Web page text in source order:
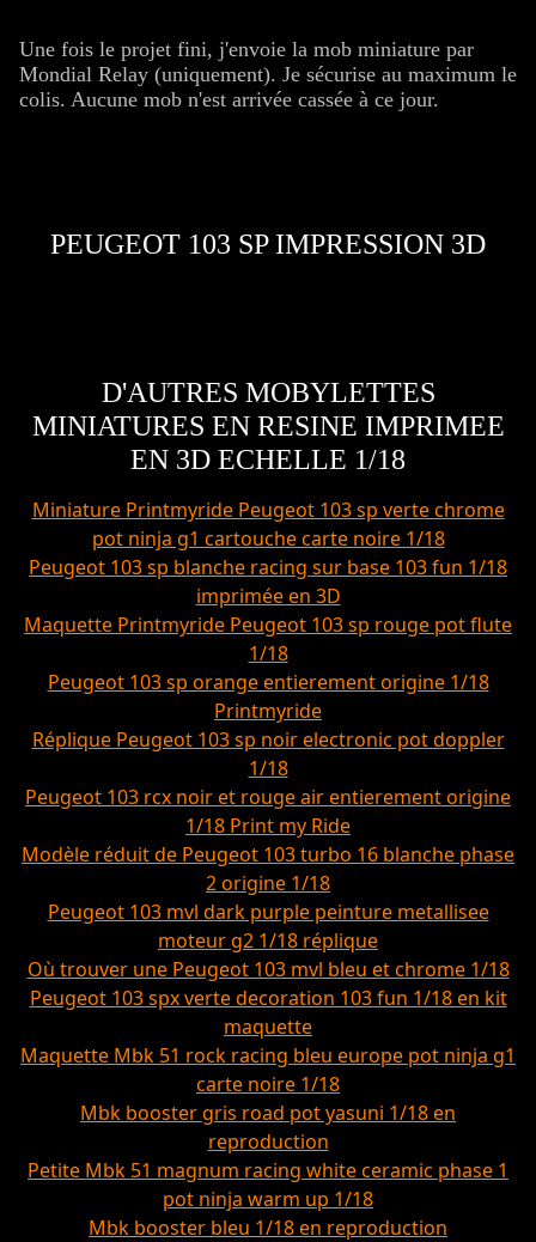
Une fois le projet fini, j'envoie la mob miniature par
Mondial Relay (uniquement). Je sécurise au maximum le
colis. Aucune mob n'est arrivée cassée à ce jour.
PEUGEOT 103 SP IMPRESSION 3D
D'AUTRES MOBYLETTES
MINIATURES EN RESINE IMPRIMEE
EN 3D ECHELLE 1/18
Miniature Printmyride Peugeot 103 sp verte chrome
pot ninja g1 cartouche carte noire 1/18
Peugeot 103 sp blanche racing sur base 103 fun 1/18
imprimée en 3D
Maquette Printmyride Peugeot 103 sp rouge pot flute
1/18
Peugeot 103 sp orange entierement origine 1/18
Printmyride
Réplique Peugeot 103 sp noir electronic pot doppler
1/18
Peugeot 103 rcx noir et rouge air entierement origine
1/18 Print my Ride
Modèle réduit de Peugeot 103 turbo 16 blanche phase
2 origine 1/18
Peugeot 103 mvl dark purple peinture metallisee
moteur g2 1/18 réplique
Où trouver une Peugeot 103 mvl bleu et chrome 1/18
Peugeot 103 spx verte decoration 103 fun 1/18 en kit
maquette
Maquette Mbk 51 rock racing bleu europe pot ninja g1
carte noire 1/18
Mbk booster gris road pot yasuni 1/18 en
reproduction
Petite Mbk 51 magnum racing white ceramic phase 1
pot ninja warm up 1/18
Mbk booster bleu 1/18 en reproduction